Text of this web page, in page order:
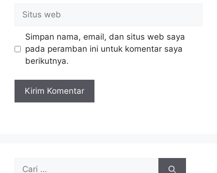
Situs
web
Simpan nama, email, dan situs web saya
pada peramban ini untuk komentar saya
berikutnya.
Cari